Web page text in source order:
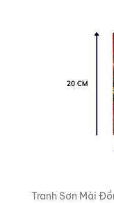
Tranh Sơn Mài